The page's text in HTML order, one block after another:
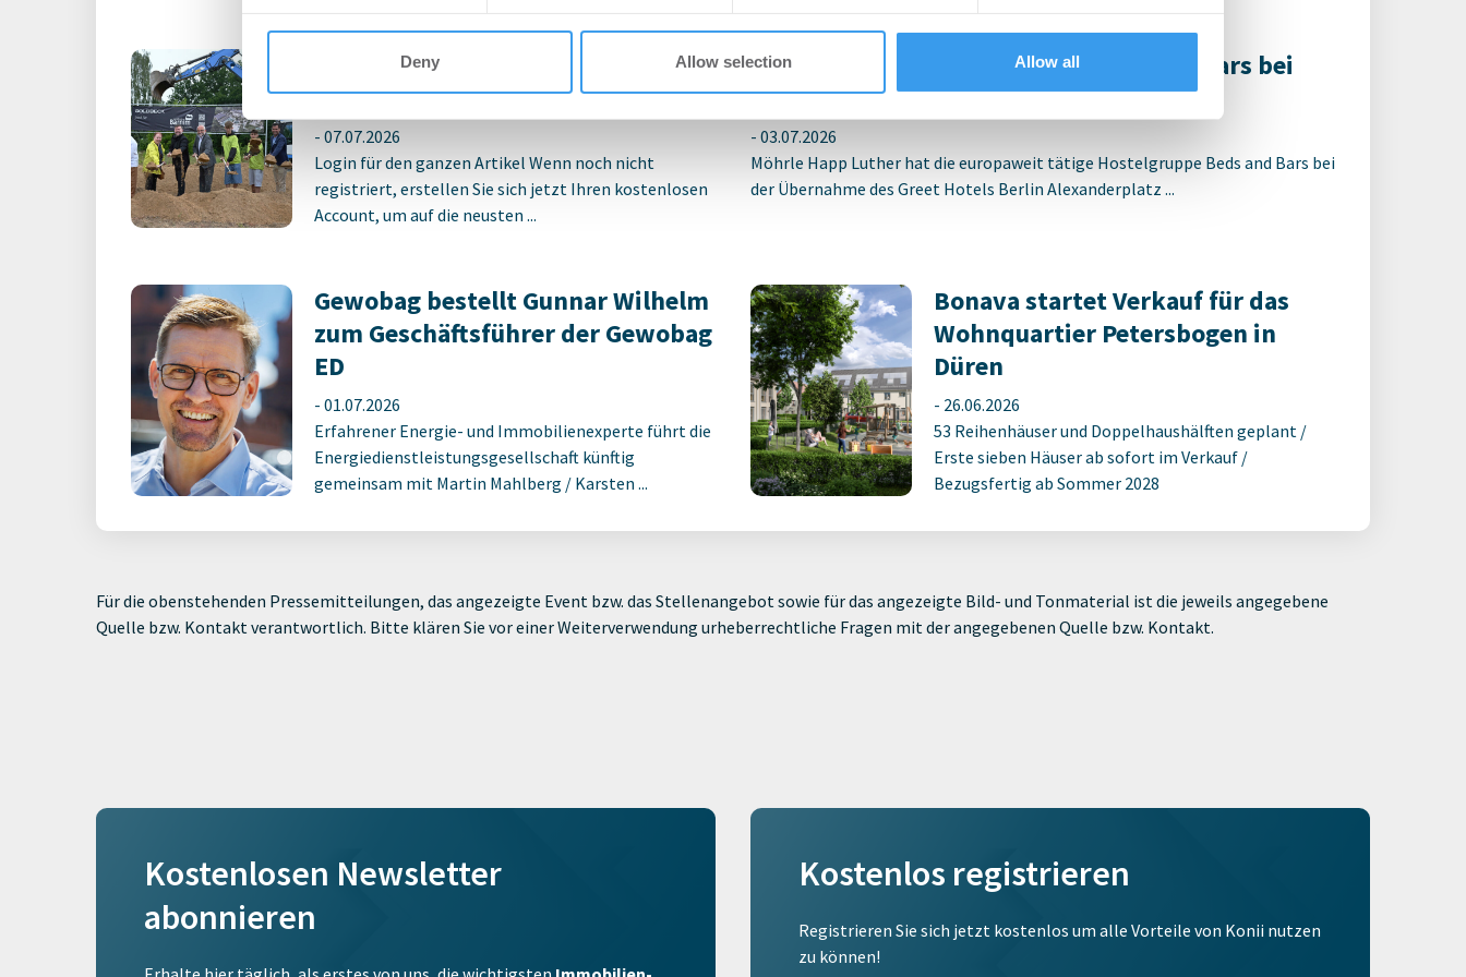
Deny Allow selection Allow all
Erster Spatenstich für neuen
Schulcampus Eberswalde-Finow
- 07.07.2026
Login für den ganzen Artikel Wenn noch nicht
registriert, erstellen Sie sich jetzt Ihren kostenlosen
Account, um auf die neusten ...
MÖHRLE HAPP LUTHER berät Beds and Bars bei
Hotelübernahme am Alexanderplatz
- 03.07.2026
Möhrle Happ Luther hat die europaweit tätige Hostelgruppe Beds and Bars bei
der Übernahme des Greet Hotels Berlin Alexanderplatz ...
Gewobag bestellt Gunnar Wilhelm
zum Geschäftsführer der Gewobag
ED
- 01.07.2026
Erfahrener Energie- und Immobilienexperte führt die
Energiedienstleistungsgesellschaft künftig
gemeinsam mit Martin Mahlberg / Karsten ...
Bonava startet Verkauf für das
Wohnquartier Petersbogen in
Düren
- 26.06.2026
53 Reihenhäuser und Doppelhaushälften geplant /
Erste sieben Häuser ab sofort im Verkauf /
Bezugsfertig ab Sommer 2028
Für die obenstehenden Pressemitteilungen, das angezeigte Event bzw. das Stellenangebot sowie für das angezeigte Bild- und Tonmaterial ist die jeweils angegebene
Quelle bzw. Kontakt verantwortlich. Bitte klären Sie vor einer Weiterverwendung urheberrechtliche Fragen mit der angegebenen Quelle bzw. Kontakt.
Kostenlosen Newsletter
abonnieren
Kostenlos registrieren
Registrieren Sie sich jetzt kostenlos um alle Vorteile von Konii nutzen
zu können!